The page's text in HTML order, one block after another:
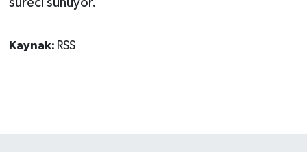
süreci sunuyor.
Kaynak: RSS